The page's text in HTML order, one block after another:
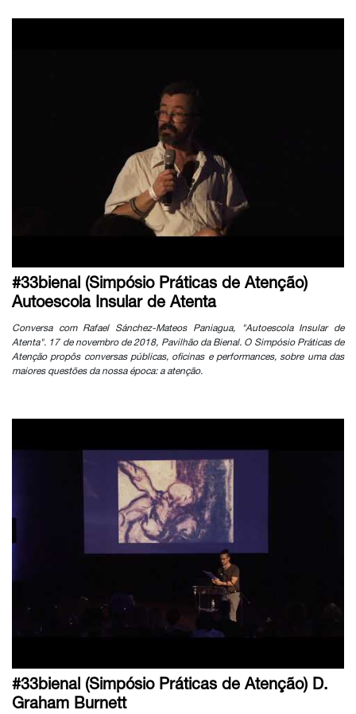
#33bienal (Simpósio Práticas de Atenção)
Autoescola Insular de Atenta
Conversa com Rafael Sánchez-Mateos Paniagua, "Autoescola Insular de
Atenta". 17 de novembro de 2018, Pavilhão da Bienal. O Simpósio Práticas de
Atenção propôs conversas públicas, oficinas e performances, sobre uma das
maiores questões da nossa época: a atenção.
#33bienal (Simpósio Práticas de Atenção) D.
Graham Burnett